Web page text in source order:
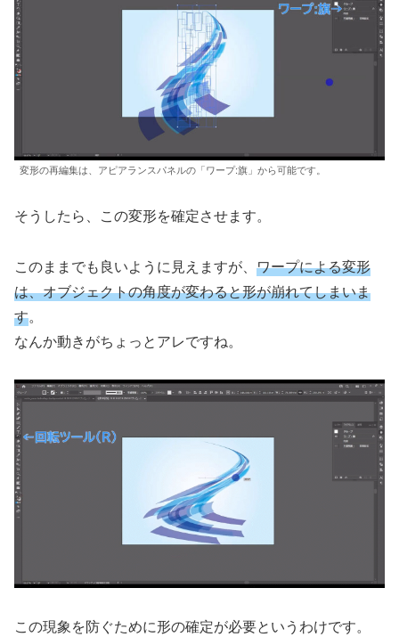
変形の再編集は、アピアランスパネルの「ワープ:旗」から可能です。
そうしたら、この変形を確定させます。
このままでも良いように見えますが、 ワープによる変形
は、オブジェクトの角度が変わると形が崩れてしまいま
す。
なんか動きがちょっとアレですね。
この現象を防ぐために形の確定が必要というわけです。